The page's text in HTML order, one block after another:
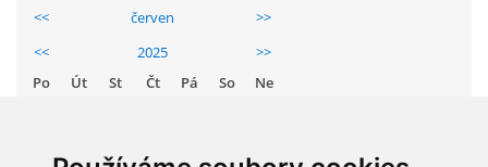
KROUŽKY
<< červen
>>
<<
2025
>>
Po
Út St Čt Pá So
Ne